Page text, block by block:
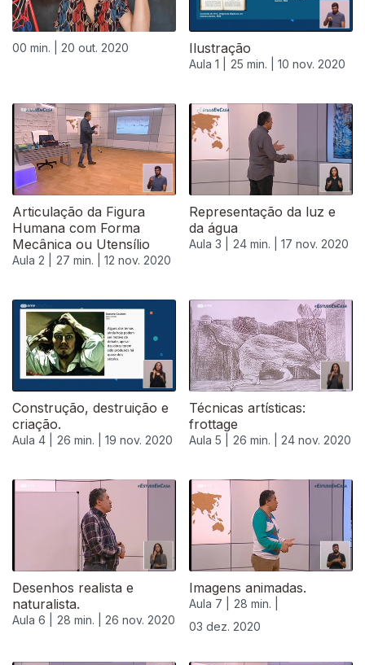
00 min. | 20 out. 2020 Ilustração
Aula 1 | 25 min. | 10 nov. 2020
Articulação da Figura
Humana com Forma
Mecânica ou Utensílio
Aula 2 | 27 min. | 12 nov. 2020
Representação da luz e
da água
Aula 3 | 24 min. | 17 nov. 2020
Construção, destruição e
criação.
Aula 4 | 26 min. | 19 nov. 2020
Técnicas artísticas:
frottage
Aula 5 | 26 min. | 24 nov. 2020
Desenhos realista e
naturalista.
Aula 6 | 28 min. | 26 nov. 2020
Imagens animadas.
Aula 7 |
28 min. |
03 dez. 2020